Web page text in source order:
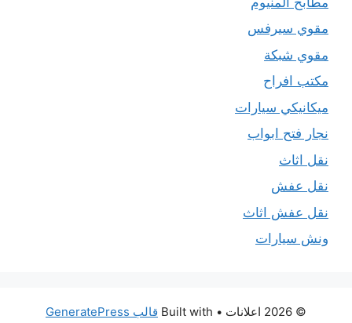
مقوي سيرفس
مقوي شبكة
مكتب افراح
ميكانيكي سيارات
نجار فتح ابواب
نقل اثاث
نقل عفش
نقل عفش اثاث
ونش سيارات
© 2026 اعلانات • Built with قالب GeneratePress